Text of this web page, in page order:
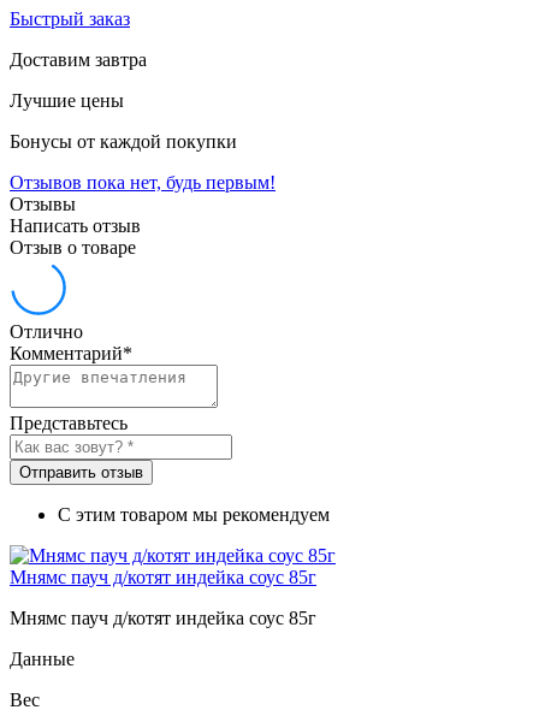
Быстрый заказ
Доставим завтра
Лучшие цены
Бонусы от каждой покупки
Отзывов пока нет, будь первым!
Отзывы
Написать отзыв
Отзыв о товаре
Отлично
Комментарий*
Представьтесь
Отправить отзыв
С этим товаром мы рекомендуем
Мнямс пауч д/котят индейка соус 85г
Мнямс пауч д/котят индейка соус 85г
Данные
Вес